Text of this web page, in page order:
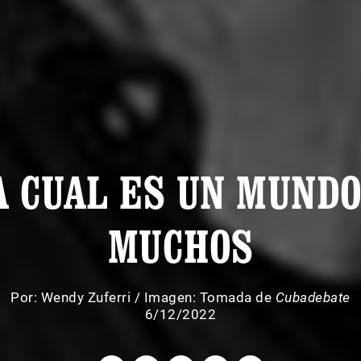
CUAL ES UN
MUCHOS
Por: Wendy Zuferri / Imagen: Tomada de Cubadebate
6/12/2022